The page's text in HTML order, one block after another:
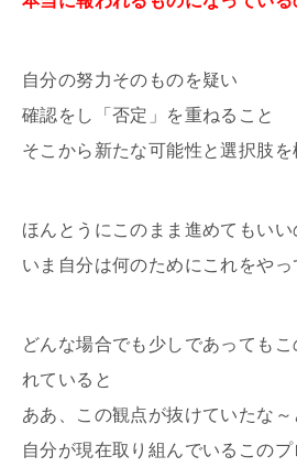
自分の努力そのものを疑い
確認をし「否定」を重ねること
そこから新たな可能性と選択肢を
ほんとうにこのまま進めてもいい
いま自分は何のためにこれをやっ
どんな場合でも少しであっても
れていると
ああ、この観点が抜けていたな～
自分が現在取り組んでいるこの